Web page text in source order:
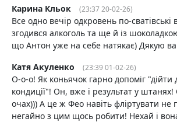
Карина Кльок (23:37 20-02-26)
Все одно вечір одкровень по-сватівські
згодився алкоголь та ще й із
що Антон уже на себе натякає) Дякую
Катя Акуленко
(23:39 01-02-26)
О-о-о! Як коньячок гарно допоміг "дійти
кондиції"! Он, вже і результат у
очах))) А це ж Фео навіть фліртувати не
негайно з цим щось робити! Нехай і